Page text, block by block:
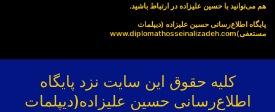
هم می‌توانید با حسین علیزاده در ارتباط باشید.
پایگاه اطلاع‌رسانی حسین علیزاده (دیپلمات
مستعفی)www.diplomathosseinalizadeh.com
کلیه حقوق این سایت نزد پایگاه
اطلاع‌رسانی حسین علیزاده(دیپلمات